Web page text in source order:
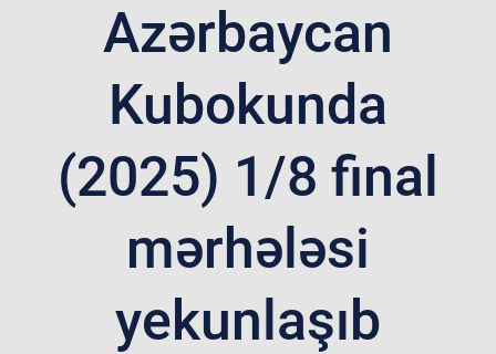
Azərbaycan
Kubokunda
(2025) 1/8 final
mərhələsi
yekunlaşıb